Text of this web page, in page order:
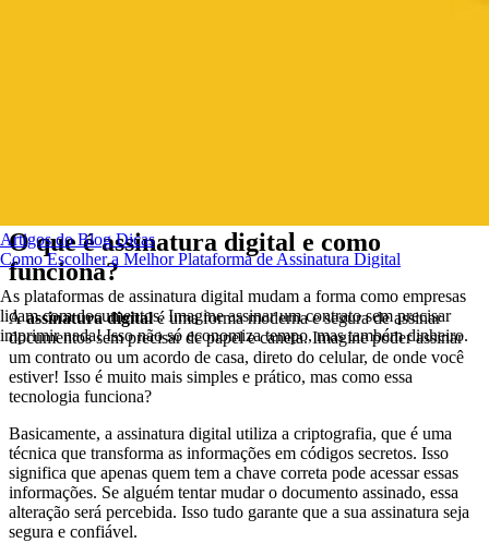
Artigos do BlogDicas
Como Escolher a Melhor Plataforma de Assinatura Digital
As plataformas de assinatura digital mudam a forma como empresas
lidam com documentos. Imagine assinar um contrato sem precisar
imprimir nada! Isso não só economiza tempo, mas também dinheiro.
O que é assinatura digital e como
funciona?
Aassinatura digitalé uma forma moderna e segura de assinar
documentos sem precisar de papel e caneta. Imagine poder assinar
um contrato ou um acordo de casa, direto do celular, de onde você
estiver! Isso é muito mais simples e prático, mas como essa
tecnologia funciona?
Basicamente, a assinatura digital utiliza a criptografia, que é uma
técnica que transforma as informações em códigos secretos. Isso
significa que apenas quem tem a chave correta pode acessar essas
informações. Se alguém tentar mudar o documento assinado, essa
alteração será percebida. Isso tudo garante que a sua assinatura seja
segura e confiável.